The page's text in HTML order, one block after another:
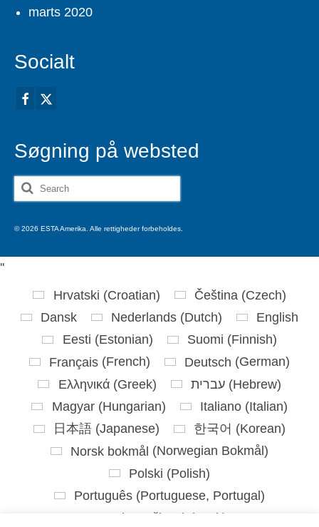
marts 2020
Socialt
Søgning på websted
Search
for:
© 2026 ESTA Amerika. Alle rettigheder forbeholdes.
''
Hrvatski (Croatian) Čeština (Czech)
Dansk
Nederlands (Dutch)
English
Eesti (Estonian) Suomi (Finnish)
Français (French) Deutsch (German)
Ελληνικά(Greek) עברית(Hebrew)
Magyar(Hungarian) Italiano(Italian)
日本語 (Japanese) 한국어 (Korean)
Norsk bokmål (Norwegian Bokmål)
Polski (Polish)
Português (Portuguese, Portugal)
Slovenčina
(Slovak )